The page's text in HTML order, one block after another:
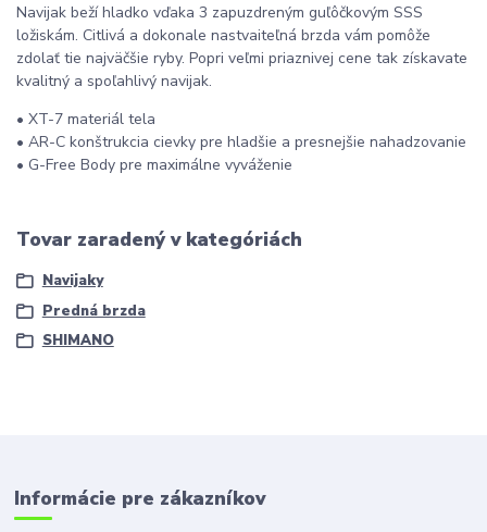
Navijak beží hladko vďaka 3 zapuzdreným guľôčkovým SSS
ložiskám. Citlivá a dokonale nastvaiteľná brzda vám pomôže
zdolať tie najväčšie ryby. Popri veľmi priaznivej cene tak získavate
kvalitný a spoľahlivý navijak.
• XT-7 materiál tela
• AR-C konštrukcia cievky pre hladšie a presnejšie nahadzovanie
• G-Free Body pre maximálne vyváženie
Tovar zaradený v kategóriách
Navijaky
Predná brzda
SHIMANO
Informácie pre zákazníkov